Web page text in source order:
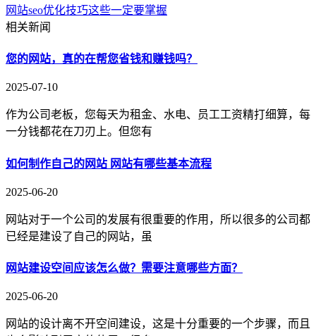
网站seo优化技巧这些一定要掌握
相关新闻
您的网站，真的在帮您省钱和赚钱吗？
2025-07-10
作为公司老板，您每天为租金、水电、员工工资精打细算，每
一分钱都花在刀刃上。但您有
如何制作自己的网站 网站有哪些基本流程
2025-06-20
网站对于一个公司的发展有很重要的作用，所以很多的公司都
已经是建设了自己的网站，虽
网站建设空间应该怎么做？需要注意哪些方面？
2025-06-20
网站的设计离不开空间建设，这是十分重要的一个步骤，而且